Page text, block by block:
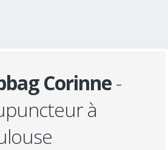
Corinne-
à